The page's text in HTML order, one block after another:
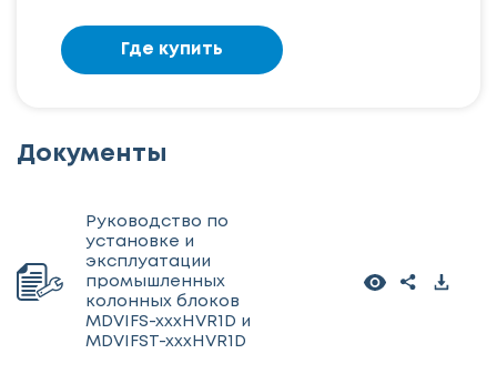
Где купить
Документы
Руководство по
установке и
эксплуатации
промышленных
колонных блоков
MDVIFS-xxxHVR1D и
MDVIFST-xxxHVR1D